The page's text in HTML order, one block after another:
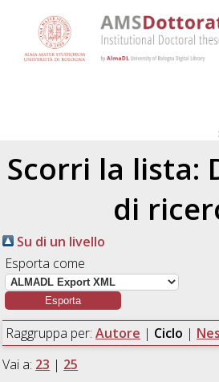
Scorri la lista:
di
Su di un livello
Esporta come
Raggruppa per: Autore | Ciclo |
Vai a: 23 | 25